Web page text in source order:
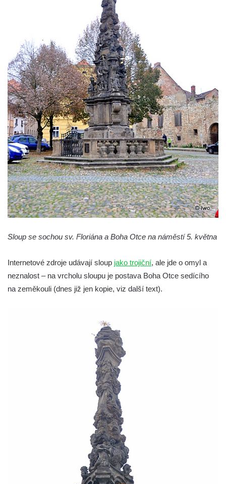
Sloup Nejsvětější Trojice na Tyršově
Torzo sloupu svatého Josefa na návsi ve
Strupčicích (dnes kříž)
Sloup se sochou Piety v Kostelní ulici ve
Strupčicích
Sloup Panny Marie u kaple v Brníkově
Socha svatého Prokopa na návsi v
Ředhošti
Sloup se sochou Piety na Mírovém náměstí
v Postoloprtech
Sloup svatého Václava u hřbitova v
Postoloprtech
Sloup Panny Marie na jižním okraji Mařenic
Sloup s kaplicí (boží muka) v Jablonném v
dvora
Teplicích
Sloup Nejsvětější Trojice se svatým
Františkem Xaverským v zámeckém parku v
Sloup svatého Vavřince u náměstí Jiřího z
Poděbrad v Duchcově
Sloup Nejsvětější Trojice na Krakonošově
Sloup Panny Marie na Dolním náměstí v
Sloup Panny Marie na Masarykově náměstí
Sloup Panny Marie na Masarykově náměstí
Sloup svatého Františka Xaverského v
Sloup se sochou sv. Floriána a Boha Otce na náměstí 5. května
Internetové zdroje udávají sloup jako trojiční, ale jde o omyl a
neznalost – na vrcholu sloupu je postava Boha Otce sedícího
na zeměkouli (dnes již jen kopie, viz další text).